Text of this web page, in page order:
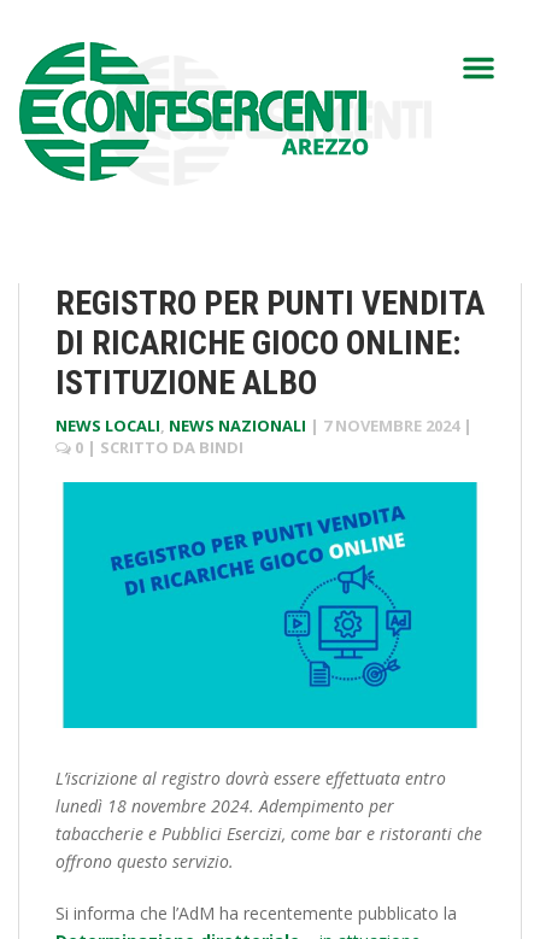
REGISTRO PER PUNTI VENDITA
DI RICARICHE GIOCO ONLINE:
ISTITUZIONE ALBO
NEWS LOCALI, NEWS NAZIONALI | 7 NOVEMBRE 2024 |
0 | SCRITTO DA BINDI
L’iscrizione al registro dovrà essere effettuata entro
lunedì 18 novembre 2024. Adempimento per
tabaccherie e Pubblici Esercizi, come bar e ristoranti che
offrono questo servizio.
Si informa che l’AdM ha recentemente pubblicato la